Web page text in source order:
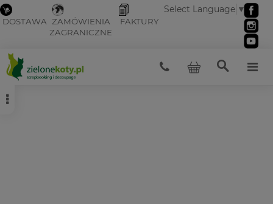
DOSTAWA ZAMÓWIENIA
ZAGRANICZNE
FAKTURY
Select Language ▼